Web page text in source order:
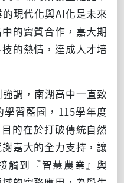
現代化與AI化是未來
的實質合作，嘉大期
的熱情，達成人才培
強調，南湖高中一直致
習藍圖，115學年度
的在於打破傳統自然
嘉大的全力支持，讓
觸到『智慧農業』與